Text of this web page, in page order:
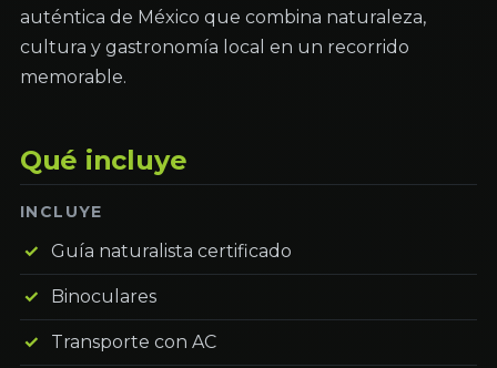
auténtica de México que combina naturaleza,
cultura y gastronomía local en un recorrido
memorable.
Qué incluye
INCLUYE
Guía naturalista certificado
Binoculares
Transporte con AC